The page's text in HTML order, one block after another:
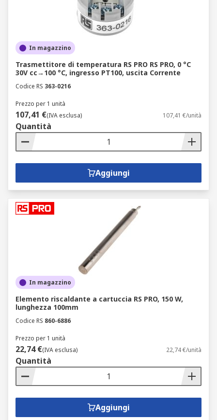
In magazzino
Trasmettitore di temperatura RS PRO RS PRO, 0 °C
30V cc→100 °C, ingresso PT100, uscita Corrente
Codice RS 363-0216
Prezzo per 1 unità
107,41 €(IVA esclusa) 107,41 €/unità
Quantità
Aggiungi
In magazzino
Elemento riscaldante a cartuccia RS PRO, 150 W,
lunghezza 100mm
Codice RS 860-6886
Prezzo per 1 unità
22,74 €(IVA esclusa) 22,74 €/unità
Quantità
Aggiungi